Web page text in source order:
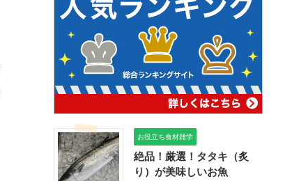
お役立ち食材雑学
絶品！厳選！タタキ（炙
り）が美味しいお魚